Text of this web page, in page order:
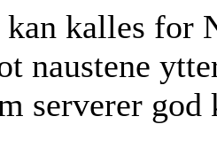
kalles for
naustene
serverer